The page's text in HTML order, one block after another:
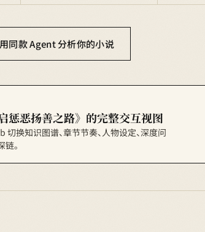
用同款 Agent 分析你的小说
惩恶扬善之路》的完整交互视图
切换知识图谱、章节节奏、人物设定、深度问
。